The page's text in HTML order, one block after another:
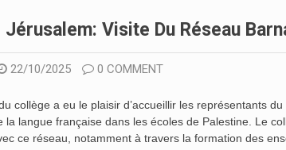
Jérusalem: Visite Du Réseau
22/10/2025 0 COMMENT
collège a eu le plaisir d’accueillir les représentants
la langue française dans les écoles de Palestine. Le
ce réseau, notamment à travers la formation des